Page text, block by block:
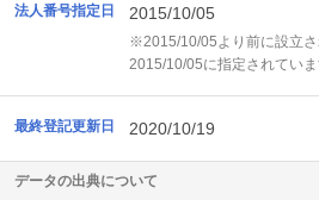
法人番号指定日 2015/10/05
※2015/10/05より前に設立
2015/10/05に指定されていま
最終登記更新日 2020/10/19
データの出典について